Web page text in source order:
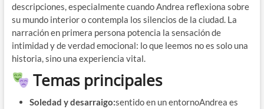
descripciones, especialmente cuando Andrea reflexiona sobre
su mundo interior o contempla los silencios de la ciudad. La
narración en primera persona potencia la sensación de
intimidad y de verdad emocional: lo que leemos no es solo una
historia, sino una experiencia vital.
Temas principales
Soledad y desarraigo:sentido en un entornoAndrea es